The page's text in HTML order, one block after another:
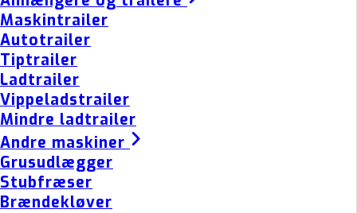
Maskintrailer
Autotrailer
Tiptrailer
Ladtrailer
Vippeladstrailer
Mindre ladtrailer
Andre maskiner
Grusudlægger
Stubfræser
Brændekløver